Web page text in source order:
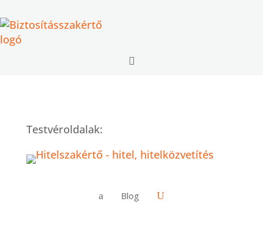

Testvéroldalak:
a Blog U